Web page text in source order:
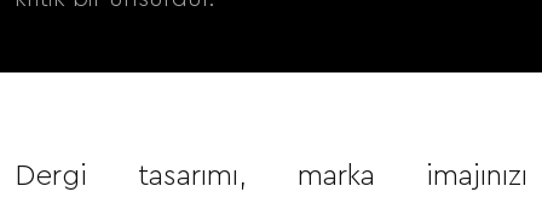
Dergi tasarımı, marka imajınızı